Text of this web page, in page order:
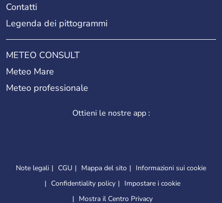
Contatti
Legenda dei pittogrammi
METEO CONSULT
Meteo Mare
Meteo professionale
Ottieni le nostre app :
Note legali CGU Mappa del sito
Informazioni sui cookie
Confidentiality policy
Impostare i cookie
Mostra il Centro Privacy